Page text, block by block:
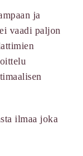
ja
vaadi paljon
ilmaa joka